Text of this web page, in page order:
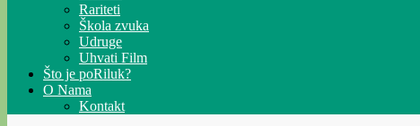
Rariteti
Škola zvuka
Udruge
Uhvati Film
Što je poRiluk?
O Nama
Kontakt